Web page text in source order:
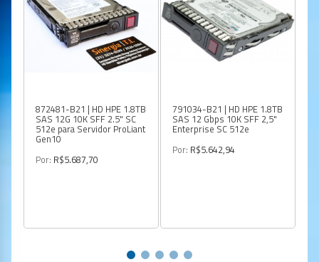
872481-B21 | HD HPE 1.8TB
SAS 12G 10K SFF 2.5" SC
512e para Servidor ProLiant
Gen10
Por: R$5.687,70
791034-B21 | HD HPE 1.8TB
SAS 12 Gbps 10K SFF 2,5"
Enterprise SC 512e
Por: R$5.642,94